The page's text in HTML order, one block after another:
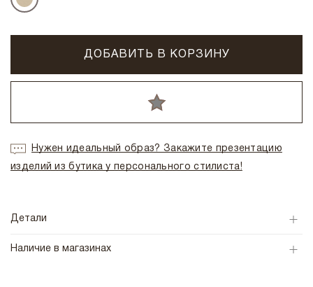
ДОБАВИТЬ В КОРЗИНУ
Нужен идеальный образ? Закажите презентацию
изделий из бутика у персонального стилиста!
Детали
Наличие в магазинах